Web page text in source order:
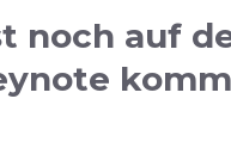
noch auf